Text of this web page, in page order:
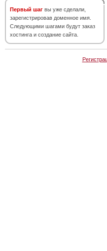
Первый шаг вы уже сделали,
зарегистрировав доменное имя.
Следующими шагами будут заказ
хостинга и создание сайта.